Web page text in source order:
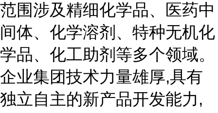
范围涉及精细化学品、医药中
间体、化学溶剂、特种无机化
学品、化工助剂等多个领域。
企业集团技术力量雄厚,具有
独立自主的新产品开发能力,